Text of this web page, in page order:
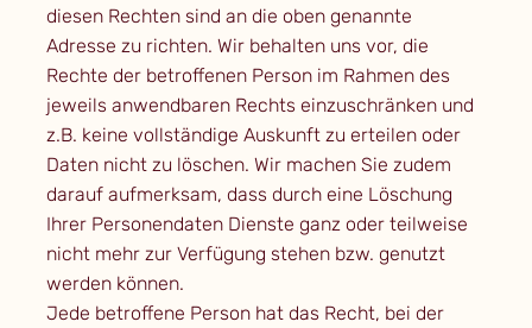
diesen Rechten sind an die oben genannte
Adresse zu richten. Wir behalten uns vor, die
Rechte der betroffenen Person im Rahmen des
jeweils anwendbaren Rechts einzuschränken und
z.B. keine vollständige Auskunft zu erteilen oder
Daten nicht zu löschen. Wir machen Sie zudem
darauf aufmerksam, dass durch eine Löschung
Ihrer Personendaten Dienste ganz oder teilweise
nicht mehr zur Verfügung stehen bzw. genutzt
werden können.
Jede betroffene Person hat das Recht, bei der